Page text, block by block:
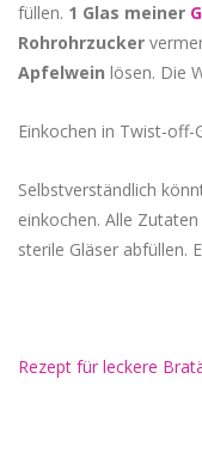
füllen. 1 Glas meiner
Rohrohrzucker
Apfelwein lösen. Die
Einkochen in Twist-off-
Selbstverständlich
einkochen. Alle
sterile Gläser abfüllen.
Rezept für leckere